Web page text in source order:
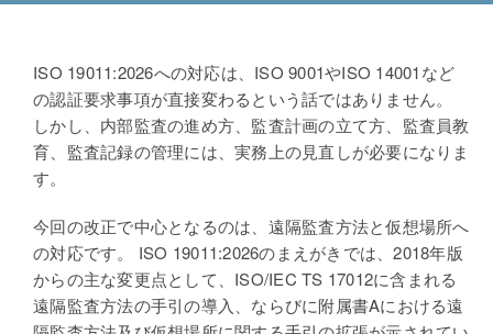
ISO 19011:2026への対応は、ISO 9001やISO 14001など
の認証要求事項が直接変わるという話ではありません。
しかし、内部監査の進め方、監査計画の立て方、監査員教
育、監査記録の管理には、実務上の見直しが必要になりま
す。
今回の改正で中心となるのは、遠隔監査方法と仮想場所へ
の対応です。 ISO 19011:2026のまえがきでは、2018年版
からの主な変更点として、ISO/IEC TS 17012に含まれる
遠隔監査方法の手引の導入、ならびに附属書Aにおける遠